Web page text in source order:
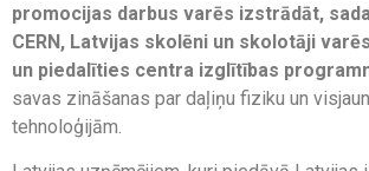
promocijas darbus varēs izstrādāt,
CERN, Latvijas skolēni un skolotāji
un piedalīties centra izglītības
savas zināšanas par daļiņu fiziku un
tehnoloģijām.